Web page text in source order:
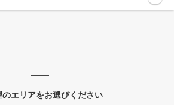
のエリアをお選びください